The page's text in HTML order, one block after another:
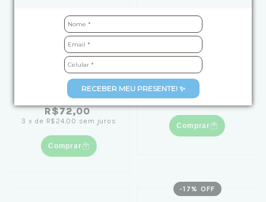
RECEBER MEU PRESENTE! ✨
Kit Brinco de Prata Duo
Carre e Liso
R$99,90por
R$72,00
3 x de R$24,00 sem juros
Comprar
Brinco de Prata
Círculos Crescentes
R$69,90
3 xdeR$23,30
Comprar
-17 % OFF